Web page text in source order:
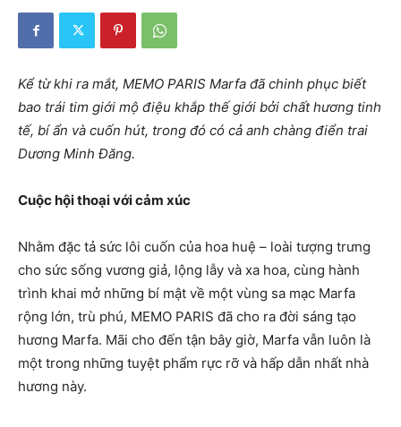
Kể từ khi ra mắt, MEMO PARIS Marfa đã chinh phục biết
bao trái tim giới mộ điệu khắp thế giới bởi chất hương tinh
tế, bí ẩn và cuốn hút, trong đó có cả anh chàng điển trai
Dương Minh Đăng.
Cuộc hội thoại với cảm xúc
Nhằm đặc tả sức lôi cuốn của hoa huệ – loài tượng trưng
cho sức sống vương giả, lộng lẫy và xa hoa, cùng hành
trình khai mở những bí mật về một vùng sa mạc Marfa
rộng lớn, trù phú, MEMO PARIS đã cho ra đời sáng tạo
hương Marfa. Mãi cho đến tận bây giờ, Marfa vẫn luôn là
một trong những tuyệt phẩm rực rỡ và hấp dẫn nhất nhà
hương này.